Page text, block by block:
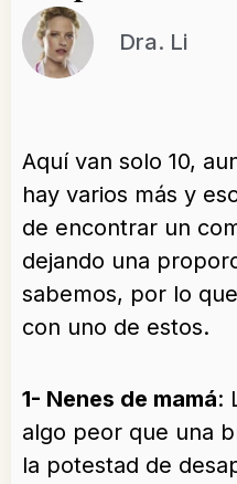
Dra. Li
Aquí van solo 10,
hay varios más y
de encontrar un
dejando una
sabemos, por lo
con uno de estos.
1- Nenes de mamá:
algo peor que una
la potestad de